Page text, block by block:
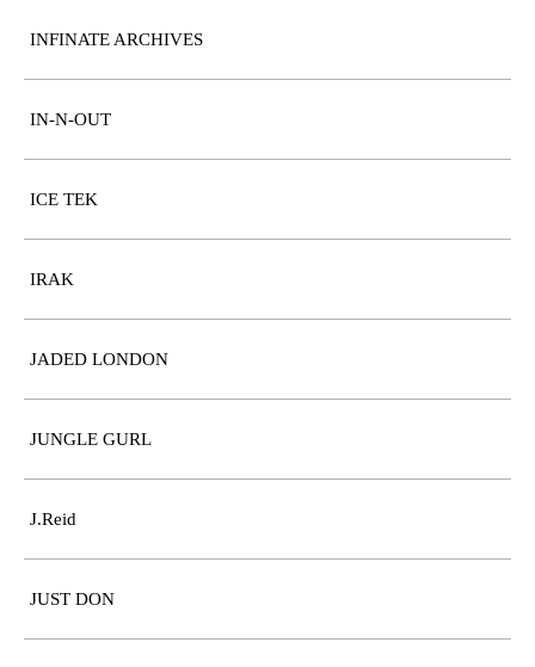
INFINATE ARCHIVES
IN-N-OUT
ICE TEK
IRAK
JADED LONDON
JUNGLE GURL
J.Reid
JUST DON